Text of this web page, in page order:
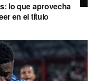
lo que aprovecha
en el título